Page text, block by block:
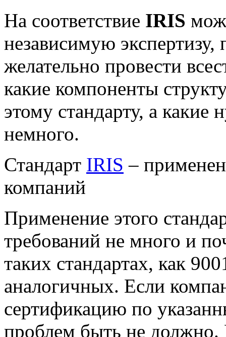
На соответствие IRIS
независимую экспертизу,
желательно провести
какие компоненты
этому стандарту, а
немного.
Стандарт IRIS –
компаний
Применение этого
требований не много и
таких стандартах, как
аналогичных. Если
сертификацию по
проблем быть не